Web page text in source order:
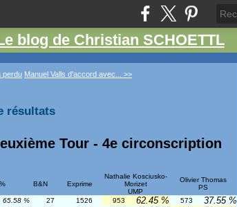
blog de Christian SCHOETTL
perdu Manuel Valls d'accord avec... >>
résultats
Tour - 4e circonscription
% B&N Exprime
Nathalie Kosciusko-
Morizet
UMP
Olivier Thomas
PS
65.58 % 27 1526 953 62.45 % 573 37.55 %